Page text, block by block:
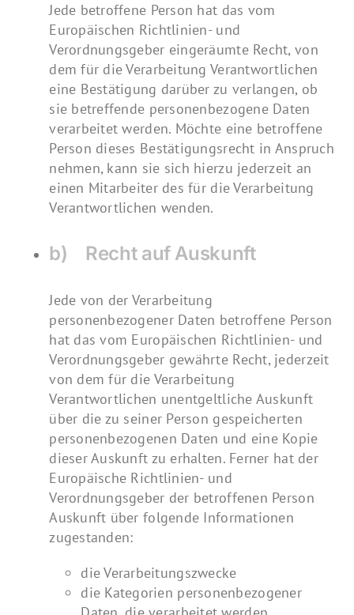
Jede betroffene Person hat das vom
Europäischen Richtlinien- und
Verordnungsgeber eingeräumte Recht, von
dem für die Verarbeitung Verantwortlichen
eine Bestätigung darüber zu verlangen, ob
sie betreffende personenbezogene Daten
verarbeitet werden. Möchte eine betroffene
Person dieses Bestätigungsrecht in Anspruch
nehmen, kann sie sich hierzu jederzeit an
einen Mitarbeiter des für die Verarbeitung
Verantwortlichen wenden.
b) Recht auf Auskunft
Jede von der Verarbeitung
personenbezogener Daten betroffene Person
hat das vom Europäischen Richtlinien- und
Verordnungsgeber gewährte Recht, jederzeit
von dem für die Verarbeitung
Verantwortlichen unentgeltliche Auskunft
über die zu seiner Person gespeicherten
personenbezogenen Daten und eine Kopie
dieser Auskunft zu erhalten. Ferner hat der
Europäische Richtlinien- und
Verordnungsgeber der betroffenen Person
Auskunft über folgende Informationen
zugestanden:
die Verarbeitungszwecke
die Kategorien personenbezogener